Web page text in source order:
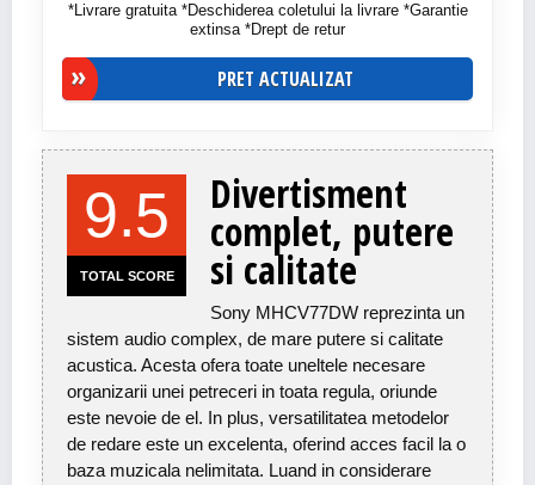
*Livrare gratuita *Deschiderea coletului la livrare *Garantie
extinsa *Drept de retur
PRET ACTUALIZAT
9.5
TOTAL SCORE
Divertisment
complet, putere
si calitate
Sony MHCV77DW reprezinta un
sistem audio complex, de mare putere si calitate
acustica. Acesta ofera toate uneltele necesare
organizarii unei petreceri in toata regula, oriunde
este nevoie de el. In plus, versatilitatea metodelor
de redare este un excelenta, oferind acces facil la o
baza muzicala nelimitata. Luand in considerare